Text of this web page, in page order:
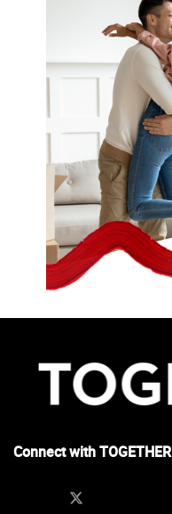
Connect with TOGETHER